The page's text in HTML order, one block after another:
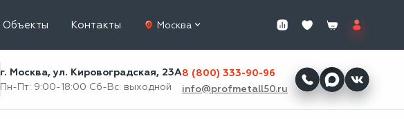
Объекты Контакты Москва
г. Москва, ул. Кировоградская, 23А
Пн-Пт: 9:00-18:00 Сб-Вс: выходной
8 (800) 333-90-96
info@profmetall50.ru